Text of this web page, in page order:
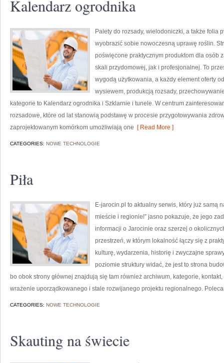
Kalendarz ogrodnika
Palety do rozsady, wielodoniczki, a także folia
wyobrazić sobie nowoczesną uprawę roślin.
poświęcone praktycznym produktom dla osób
skali przydomowej, jak i profesjonalnej. To
wygodą użytkowania, a każdy element oferty
wysiewem, produkcją rozsady,
kategorie to Kalendarz ogrodnika i Szklarnie i tunele. W centrum
rozsadowe, które od lat stanowią podstawę w procesie przygotowywania
zaprojektowanym komórkom umożliwiają one [ Read More ]
CATEGORIES: NOWE TECHNOLOGIE
Piła
E-jarocin.pl to aktualny serwis, który już samą
mieście i regionie!” jasno pokazuje, że jego
informacji o Jarocinie oraz szerzej o
przestrzeń, w którym lokalność łączy się z
kulturę, wydarzenia, historię i zwyczajne
poziomie struktury widać, że jest to strona
bo obok strony głównej znajdują się tam również archiwum, kategorie,
wrażenie uporządkowanego i stale rozwijanego projektu regionalnego.
CATEGORIES: NOWE TECHNOLOGIE
Skauting na świecie